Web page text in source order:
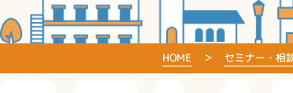
HOME セミナー・相